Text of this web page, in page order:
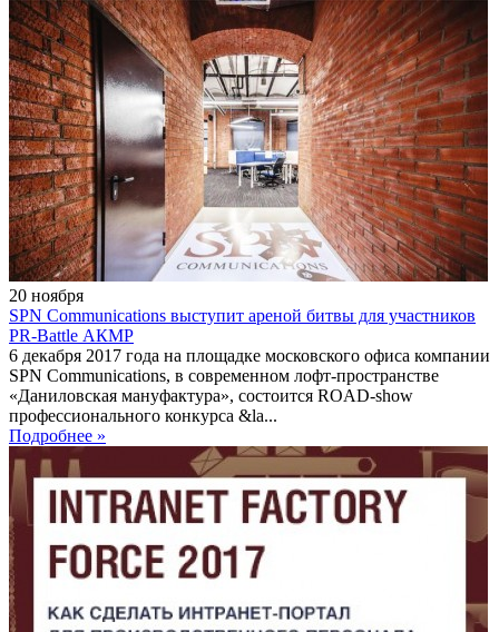
20 ноября
SPN Communications выступит ареной битвы для участников
PR-Battle АКМР
6 декабря 2017 года на площадке московского офиса компании
SPN Communications, в современном лофт-пространстве
«Даниловская мануфактура», состоится ROAD-show
профессионального конкурса &la...
Подробнее »